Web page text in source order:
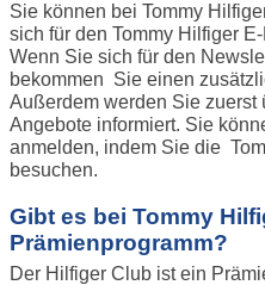
Sie können bei Tommy
sich für den Tommy Hilfiger
Wenn Sie sich für den
bekommen Sie einen
Außerdem werden Sie zuerst
Angebote informiert. Sie
anmelden, indem Sie die
besuchen.
Gibt es bei Tommy
Prämienprogramm?
Der Hilfiger Club ist ein